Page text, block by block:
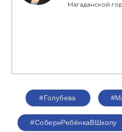
Магаданской
#Голубева
#СобериРебёнкаВШколу